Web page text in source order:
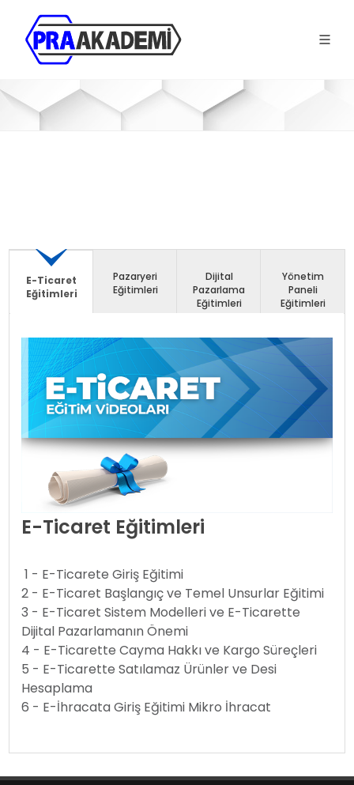
E-Ticaret
Eğitimleri
Pazaryeri
Eğitimleri
Dijital
Pazarlama
Eğitimleri
Yönetim
Paneli
Eğitimleri
E-Ticaret Eğitimleri
1 - E-Ticarete Giriş Eğitimi
2 - E-Ticaret Başlangıç ve Temel Unsurlar Eğitimi
3 - E-Ticaret Sistem Modelleri ve E-Ticarette
Dijital Pazarlamanın Önemi
4 - E-Ticarette Cayma Hakkı ve Kargo Süreçleri
5 - E-Ticarette Satılamaz Ürünler ve Desi
Hesaplama
6 - E-İhracata Giriş Eğitimi Mikro İhracat